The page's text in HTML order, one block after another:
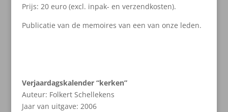
Prijs: 20 euro (excl. inpak- en verzendkosten).
Publicatie van de memoires van een van onze leden.
Verjaardagskalender “kerken”
Auteur: Folkert Schellekens
Jaar van uitgave: 2006